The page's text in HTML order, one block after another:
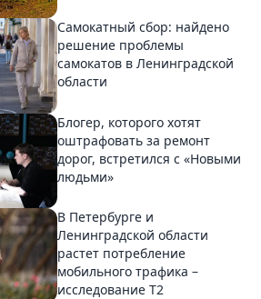
Самокатный сбор: найдено
решение проблемы
самокатов в Ленинградской
области
Блогер, которого хотят
оштрафовать за ремонт
дорог, встретился с «Новыми
людьми»
В Петербурге и
Ленинградской области
растет потребление
мобильного трафика –
исследование T2